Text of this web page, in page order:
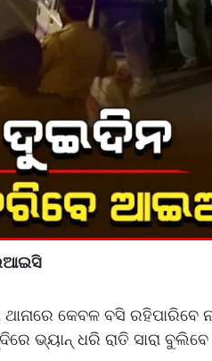
କେବଳ ବସି ରହିପାରିବେ
ଭ୍ୟାନ୍‌ ଧରି ରାତି ସାରା ବୁଲିବେ।